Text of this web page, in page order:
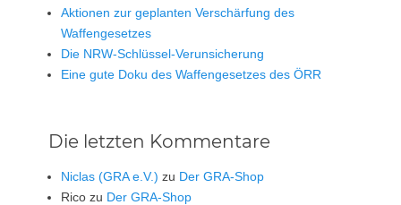
Aktionen zur geplanten Verschärfung des
Waffengesetzes
Die NRW-Schlüssel-Verunsicherung
Eine gute Doku des Waffengesetzes des ÖRR
Die letzten Kommentare
Niclas (GRA e.V.) zu Der GRA-Shop
Rico zu Der GRA-Shop